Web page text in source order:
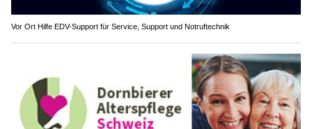
Vor Ort Hilfe EDV-Support für Service, Support und Notruftechnik